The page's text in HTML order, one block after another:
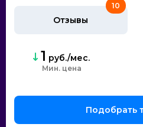
Отзывы
10
1 руб./мес.
Мин. цена
Подобрать